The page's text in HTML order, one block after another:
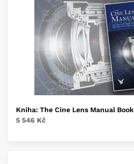
Kniha: The Cine Lens Manual Book
5 546 Kč